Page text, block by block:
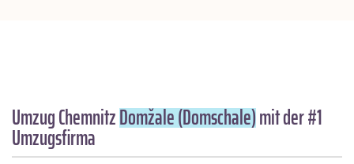
Umzug ChemnitzDomžale (Domschale)mit der #1
Umzugsfirma